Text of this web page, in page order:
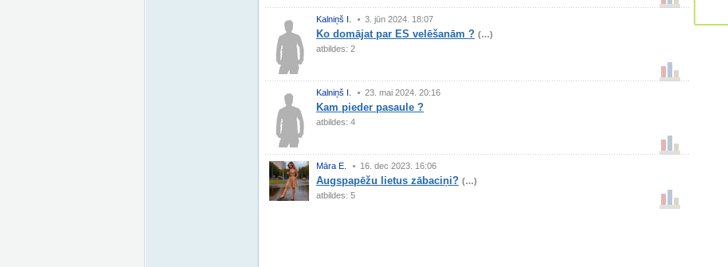
Kalniņš I. 3. jūn 2024. 18:07
Ko domājat par ES velēšanām ? (…)
atbildes: 2
Kalniņš I. 23. mai 2024. 20:16
Kam pieder pasaule ?
atbildes: 4
Māra E. 16. dec 2023. 16:06
Augspapēžu lietus zābaciņi? (…)
atbildes: 5